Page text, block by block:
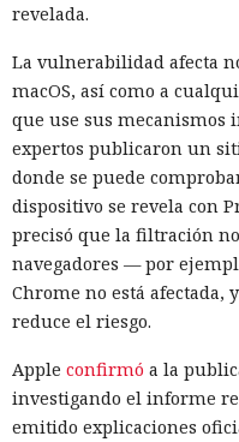
revelada.
La vulnerabilidad afecta
macOS, así como a
que use sus mecanismos
expertos publicaron un
donde se puede
dispositivo se revela con
precisó que la filtración
navegadores — por
Chrome no está afectada,
reduce el riesgo.
Apple confirmó a la
investigando el informe
emitido explicaciones